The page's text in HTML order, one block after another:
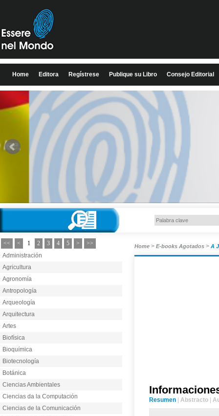
Home Editora Regístrese Publique su Libro Consejo Editorial
<< < 1 2 3 4 5 >
>>
Administración
Agricultura
Agronomía
Antropología
Arqueología
Arquitectura
Artes
Biofísica
Bioquímica
Biotecnología
Botánica
Ciencias Ambientales
Ciencias da la Computación
Ciencias de la Comunicación
Home > E-books Agotados > A
Resumen Abstracto